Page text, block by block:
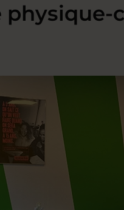
physique-